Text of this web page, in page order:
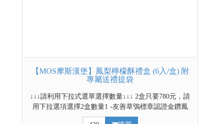
【MOS摩斯漢堡】鳳梨檸檬酥禮盒 (6入/盒) 附
專屬送禮提袋
↓↓↓請利用下拉式選單選擇數量↓↓↓ 2盒只要780元，請
用下拉選項選擇2盒數量1 -友善草鴞標章認證金鑽鳳
梨，守護生態，安心品味。 -搭配無籽檸檬、四季檸